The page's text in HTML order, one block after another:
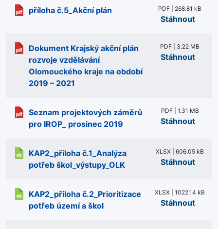
příloha č.5_Akční plán PDF | 268.81 kB
Stáhnout
Dokument Krajský akční plán
rozvoje vzdělávání
Olomouckého kraje na období
2019 – 2021
PDF | 3.22 MB
Stáhnout
Seznam projektových záměrů
pro IROP_ prosinec 2019
PDF | 1.31 MB
Stáhnout
KAP2_příloha č.1_Analýza
potřeb škol_výstupy_OLK
XLSX | 606.05 kB
Stáhnout
KAP2_příloha č.2_Prioritizace
potřeb území a škol
XLSX | 1022.14 kB
Stáhnout